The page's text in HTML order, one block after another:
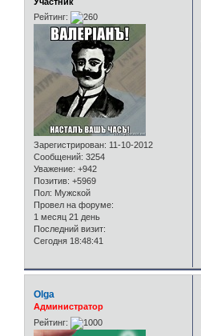
Рейтинг:
Зарегистрирован: 11-10-2012
Сообщений: 3254
Уважение: +942
Позитив: +5969
Пол: Мужской
Провел на форуме:
1 месяц 21 день
Последний визит:
Сегодня 18:48:41
Olga
Администратор
Рейтинг: